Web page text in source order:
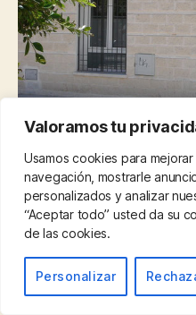
Valoramos tu
Usamos cookies para
navegación, mostrarle
personalizados y analizar
“Aceptar todo” usted da su
de las cookies.
Personalizar
Tras la lectura de
quetodos los lectores
sientan el esfuerzo
Cántabros por la
Cádiz,nuestra casa,